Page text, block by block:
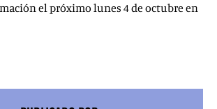
el próximo lunes 4 de octubre en